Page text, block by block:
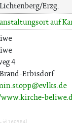
Erzg.
auf
4
Erbisdorf